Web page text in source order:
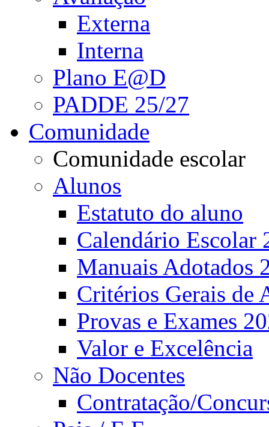
Externa
Interna
Plano E@D
PADDE 25/27
Comunidade
Comunidade escolar
Alunos
Estatuto do aluno
Calendário Escolar
Manuais Adotados
Critérios Gerais de
Provas e Exames
Valor e Excelência
Não Docentes
Contratação/